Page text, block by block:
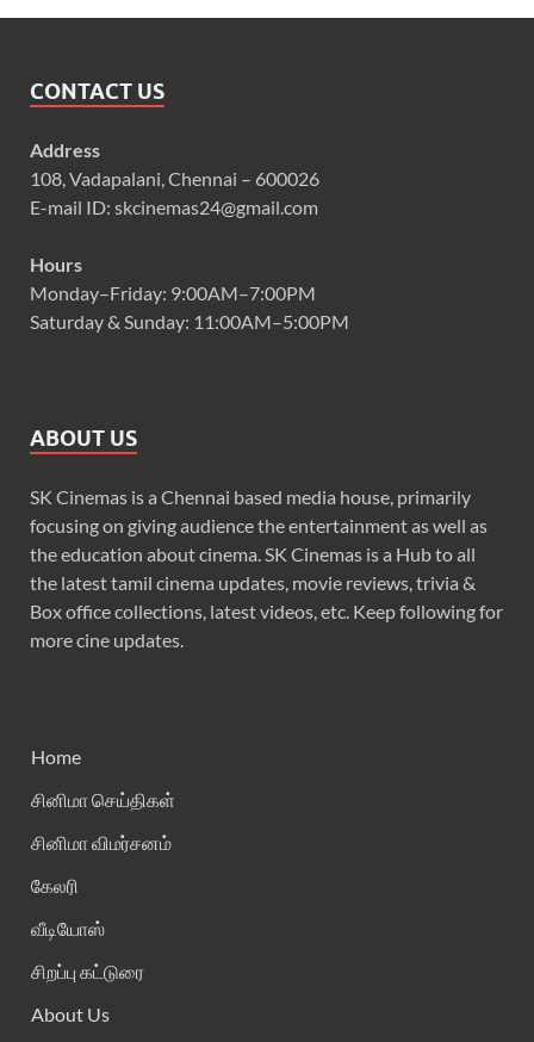
CONTACT US
Address
108, Vadapalani, Chennai – 600026
E-mail ID: skcinemas24@gmail.com
Hours
Monday–Friday: 9:00AM–7:00PM
Saturday & Sunday: 11:00AM–5:00PM
ABOUT US
SK Cinemas is a Chennai based media house, primarily
focusing on giving audience the entertainment as well as
the education about cinema. SK Cinemas is a Hub to all
the latest tamil cinema updates, movie reviews, trivia &
Box office collections, latest videos, etc. Keep following for
more cine updates.
Home
சினிமா செய்திகள்
சினிமா விமர்சனம்
கேலரி
வீடியோஸ்
சிறப்பு கட்டுரை
About Us